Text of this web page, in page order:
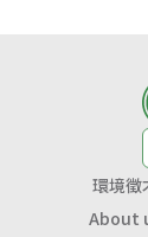
環境徵
About